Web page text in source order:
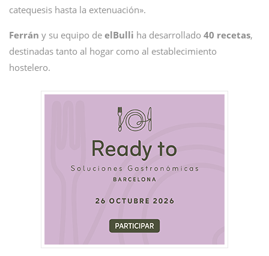
catequesis hasta la extenuación».
Ferrán y su equipo de elBulli ha desarrollado 40 recetas,
destinadas tanto al hogar como al establecimiento
hostelero.